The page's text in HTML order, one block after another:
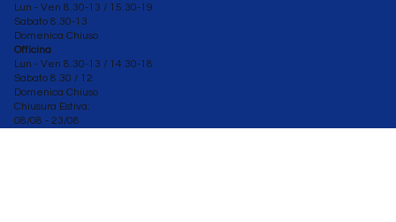
Lun - Ven 8.30-13 / 15.30-19
Sabato 8.30-13
Domenica Chiuso
Officina
Lun - Ven 8.30-13 / 14.30-18
Sabato 8.30 / 12
Domenica Chiuso
Chiusura Estiva:
08/08 - 23/08